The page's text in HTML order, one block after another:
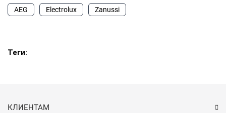
AEG Electrolux Zanussi
Теги:
КЛИЕНТАМ